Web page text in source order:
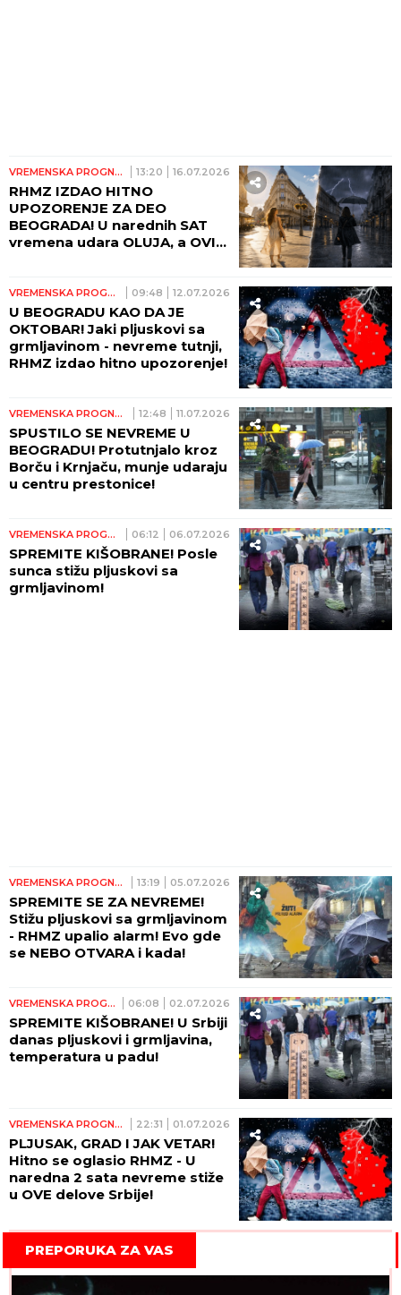
VREMENSKA PROGNOZA 13:20 16.07.2026
RHMZ IZDAO HITNO
UPOZORENJE ZA DEO
BEOGRADA! U narednih SAT
vremena udara OLUJA, a OVI
VREMENSKA PROGNOZA 09:48 12.07.2026
U BEOGRADU KAO DA JE
OKTOBAR! Jaki pljuskovi sa
grmljavinom - nevreme tutnji,
RHMZ izdao hitno upozorenje!
VREMENSKA PROGNOZA 12:48 11.07.2026
SPUSTILO SE NEVREME U
BEOGRADU! Protutnjalo kroz
Borču i Krnjaču, munje udaraju
u centru prestonice!
VREMENSKA PROGNOZA 06:12 06.07.2026
SPREMITE KIŠOBRANE! Posle
sunca stižu pljuskovi sa
grmljavinom!
VREMENSKA PROGNOZA 13:19 05.07.2026
SPREMITE SE ZA NEVREME!
Stižu pljuskovi sa grmljavinom
- RHMZ upalio alarm! Evo gde
se NEBO OTVARA i kada!
VREMENSKA PROGNOZA 06:08 02.07.2026
SPREMITE KIŠOBRANE! U Srbiji
danas pljuskovi i grmljavina,
temperatura u padu!
VREMENSKA PROGNOZA 22:31 01.07.2026
PLJUSAK, GRAD I JAK VETAR!
Hitno se oglasio RHMZ - U
naredna 2 sata nevreme stiže
u OVE delove Srbije!
PREPORUKA ZA VAS